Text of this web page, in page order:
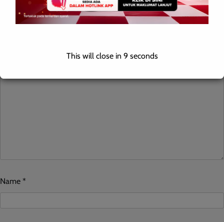
Your email address will not be published. Required fields are
marked*
Name *
This will close in 8 seconds